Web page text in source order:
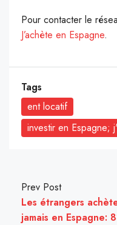
Pour contacter le
J’achète en Espagne.
Tags
ent locatif
investir en Espagne;
Prev Post
Les étrangers
jamais en Espagne: